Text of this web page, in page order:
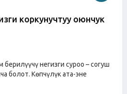
коркунучтуу оюнчук
негизги суроо – согуш
болот. Көпчүлүк ата-эне